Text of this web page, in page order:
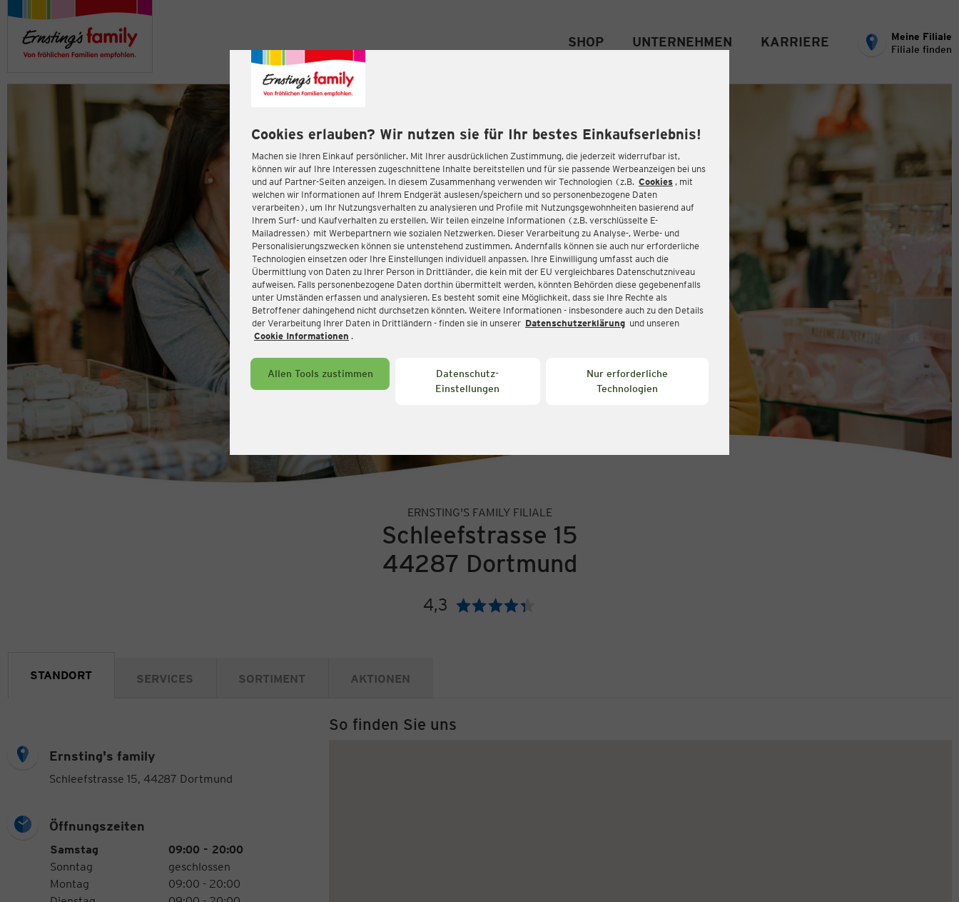
Cookies erlauben? Wir nutzen sie für Ihr bestes Einkaufserlebnis!
Machen sie Ihren Einkauf persönlicher. Mit Ihrer ausdrücklichen Zustimmung, die jederzeit widerrufbar ist,
können wir auf Ihre Interessen zugeschnittene Inhalte bereitstellen und für sie passende Werbeanzeigen bei uns
und auf Partner-Seiten anzeigen. In diesem Zusammenhang verwenden wir Technologien (z.B. Cookies , mit
welchen wir Informationen auf Ihrem Endgerät auslesen/speichern und so personenbezogene Daten
verarbeiten), um Ihr Nutzungsverhalten zu analysieren und Profile mit Nutzungsgewohnheiten basierend auf
Ihrem Surf- und Kaufverhalten zu erstellen. Wir teilen einzelne Informationen (z.B. verschlüsselte E-
Mailadressen) mit Werbepartnern wie sozialen Netzwerken. Dieser Verarbeitung zu Analyse-, Werbe- und
Personalisierungszwecken können sie untenstehend zustimmen. Andernfalls können sie auch nur erforderliche
Technologien einsetzen oder Ihre Einstellungen individuell anpassen. Ihre Einwilligung umfasst auch die
Übermittlung von Daten zu Ihrer Person in Drittländer, die kein mit der EU vergleichbares Datenschutzniveau
aufweisen. Falls personenbezogene Daten dorthin übermittelt werden, könnten Behörden diese gegebenenfalls
unter Umständen erfassen und analysieren. Es besteht somit eine Möglichkeit, dass sie Ihre Rechte als
Betroffener dahingehend nicht durchsetzen könnten. Weitere Informationen - insbesondere auch zu den Details
der Verarbeitung Ihrer Daten in Drittländern - finden sie in unserer Datenschutzerklärung und unseren
Cookie Informationen .
Allen Tools zustimmen
Datenschutz-
Einstellungen
Nur erforderliche
Technologien
SHOP UNTERNEHMEN KARRIERE
Meine Filiale
Filiale finden
ERNSTING'S FAMILY FILIALE
Schleefstrasse 15
44287 Dortmund
4,3 Bewertung:
STANDORT SERVICES SORTIMENT AKTIONEN
Ernsting's family
Schleefstrasse 15, 44287 Dortmund
Öffnungszeiten
Öffnungszeiten
Wochentag
Samstag
09:00 - 20:00
Sonntag
geschlossen
Montag
09:00 - 20:00
So finden Sie uns